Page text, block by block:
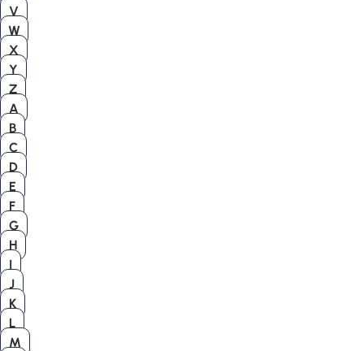
V
W
X
Y
Z
A
B
C
D
E
F
G
H
I
J
K
L
M